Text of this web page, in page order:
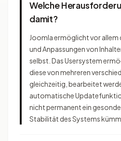
Welche
damit?
Joomla ermöglicht vor allem
und Anpassungen von
selbst. Das Usersystem
diese von mehreren
gleichzeitig, bearbeitet
automatische
nicht permanent ein
Stabilität des Systems